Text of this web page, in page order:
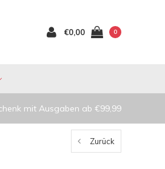
€0,00 0
mit Ausgaben ab €99,99
Zurück